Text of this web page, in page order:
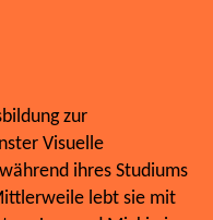
zur
Visuelle
ihres Studiums
lebt sie mit